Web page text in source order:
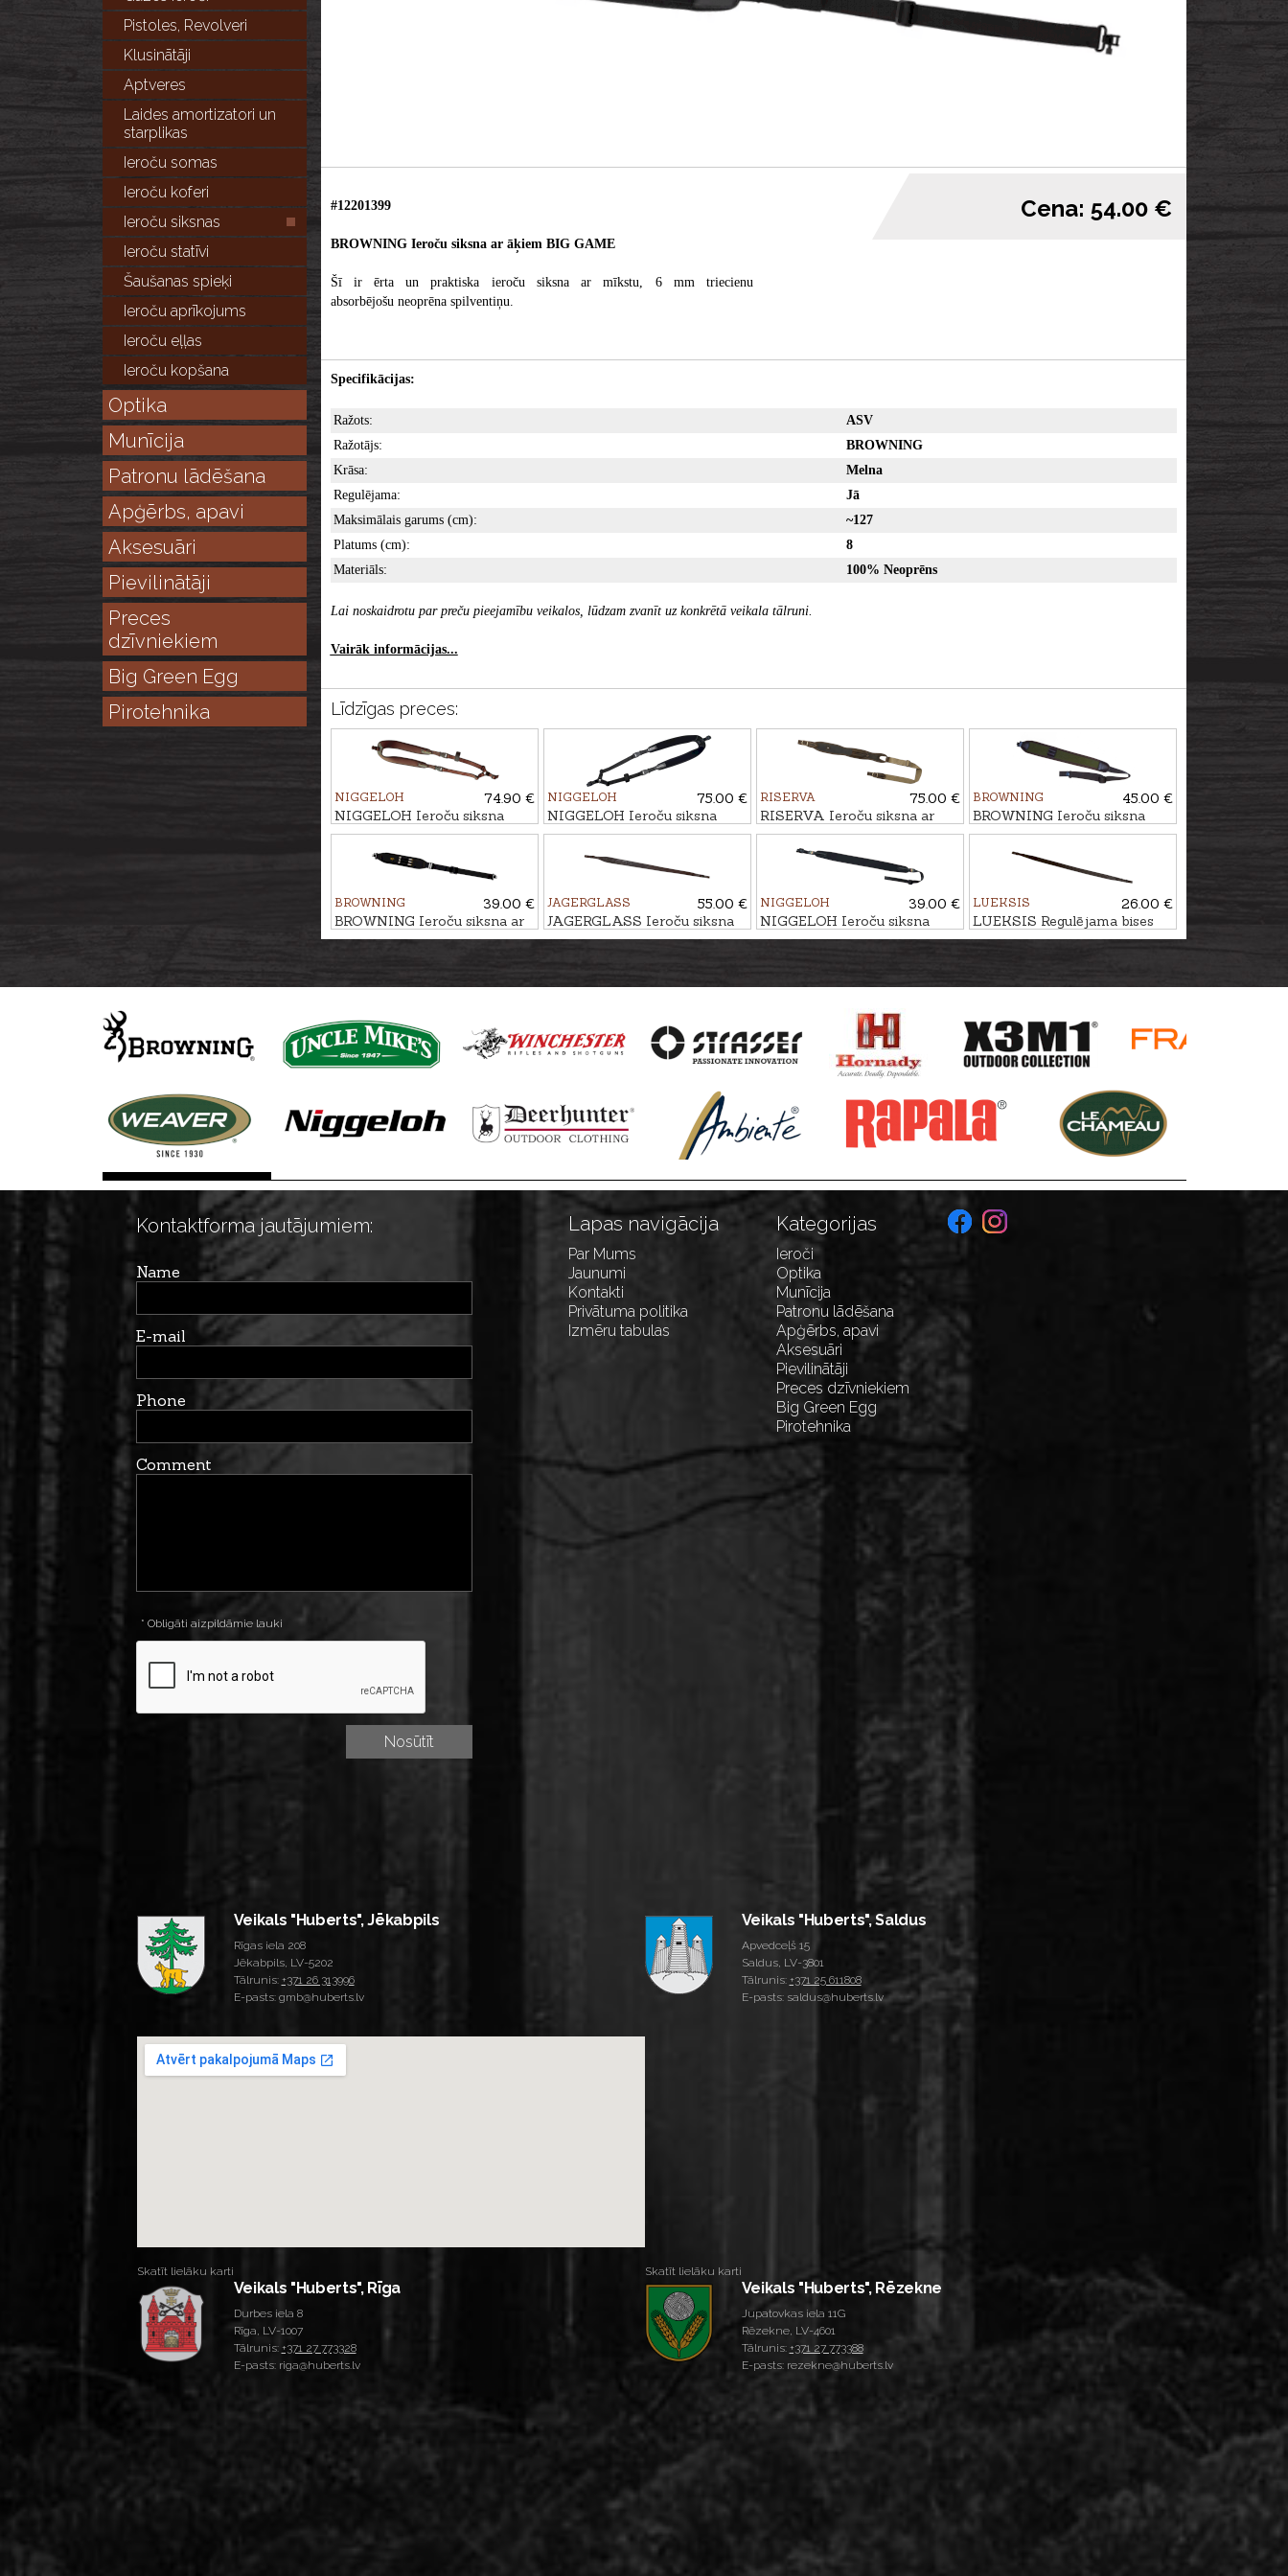
Pistoles, Revolveri
Klusinātāji
Aptveres
Laides amortizatori un
starplikas
Ieroču somas
Ieroču koferi
Ieroču siksnas
Ieroču statīvi
Šaušanas spieķi
Ieroču aprīkojums
Ieroču eļļas
Ieroču kopšana
Optika
Munīcija
Patronu lādēšana
Apģērbs, apavi
Aksesuāri
Pievilinātāji
Preces
dzīvniekiem
Big Green Egg
Pirotehnika
#12201399
BROWNING Ieroču siksna ar āķiem BIG GAME
Šī ir ērta un praktiska ieroču siksna ar mīkstu, 6 mm triecienu
absorbējošu neoprēna spilventiņu.
Cena: 54.00 €
Specifikācijas:
Ražots:
ASV
Ražotājs:
BROWNING
Krāsa:
Melna
Regulējama:
Jā
Maksimālais garums (cm):
~127
Platums (cm):
8
Materiāls:
100% Neoprēns
Lai noskaidrotu par preču pieejamību veikalos, lūdzam zvanīt uz konkrētā veikala tālruni.
Vairāk informācijas...
Līdzīgas preces:
NIGGELOH
74.90 €
NIGGELOH Ieroču siksna
TITAN II CORDURA
NIGGELOH
75.00 €
NIGGELOH Ieroču siksna
TITAN II MELNA
RISERVA
75.00 €
RISERVA Ieroču siksna ar
nodalījumu munīcijai
BROWNING
45.00 €
BROWNING Ieroču siksna
STALKER
BROWNING
39.00 €
BROWNING Ieroču siksna ar
āķiem ALL SEASON
JAGERGLASS
55.00 €
JAGERGLASS Ieroču siksna
HUNTER LUX - BRIEDIS
NIGGELOH
39.00 €
NIGGELOH Ieroču siksna
UNIVERSAL
LUEKSIS
26.00 €
LUEKSIS Regulējama bises
siksna ALNIS
Kontaktforma jautājumiem:
Name
E-mail
Phone
Comment
* Obligāti aizpildāmie lauki
Lapas navigācija
Par Mums
Jaunumi
Kontakti
Privātuma politika
Izmēru tabulas
Kategorijas
Ieroči
Optika
Munīcija
Patronu lādēšana
Apģērbs, apavi
Aksesuāri
Pievilinātāji
Preces dzīvniekiem
Big Green Egg
Pirotehnika
Veikals "Huberts", Jēkabpils
Rīgas iela 208
Jēkabpils, LV-5202
Tālrunis: +371 26 313996
E-pasts: gmb@huberts.lv
Skatīt lielāku karti
Veikals "Huberts", Saldus
Apvedceļš 15
Saldus, LV-3801
Tālrunis: +371 25 611808
E-pasts: saldus@huberts.lv
Skatīt lielāku karti
Veikals "Huberts", Rīga
Durbes iela 8
Rīga, LV-1007
Tālrunis: +371 27 773328
E-pasts: riga@huberts.lv
Veikals "Huberts", Rēzekne
Jupatovkas iela 11G
Rēzekne, LV-4601
Tālrunis: +371 27 773388
E-pasts: rezekne@huberts.lv